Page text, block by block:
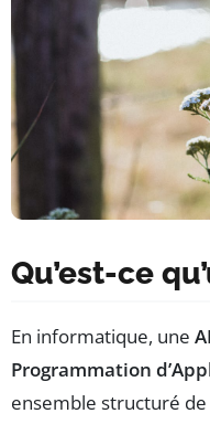
Qu’est-ce
En informatique, une
Programmation
ensemble structuré